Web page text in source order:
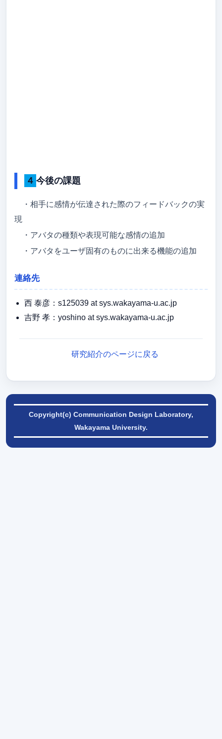
４今後の課題
・相手に感情が伝達された際のフィードバックの実
現
・アバタの種類や表現可能な感情の追加
・アバタをユーザ固有のものに出来る機能の追加
連絡先
西 泰彦：s125039 at sys.wakayama-u.ac.jp
吉野 孝：yoshino at sys.wakayama-u.ac.jp
研究紹介のページに戻る
Copyright(c) Communication Design Laboratory,
Wakayama University.